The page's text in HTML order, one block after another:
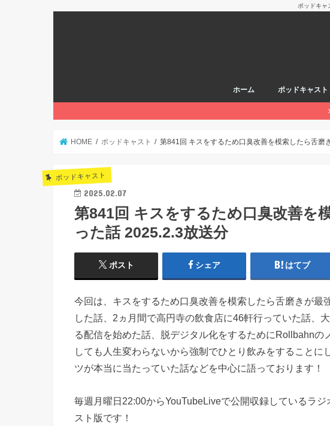
ポッドキャ
ホーム ポッドキャスト
HOME ポッドキャスト 第841回 キスをするため口臭改善を模索したら舌磨
ポッドキャスト
2025.02.07
第841回 キスをするため口臭改善を
った話 2025.2.3放送分
ポスト シェア はてブ
今回は、キスをするため口臭改善を模索したら舌磨きが最
した話、2ヵ月間で高円寺の飲食店に46軒行っていた話、
る配信を始めた話、脱デジタル化をするためにRollbahn
しても人生変わらないから強制でひとり飲みをすることに
ツが本当に当たっていた話などを中心に語っております！
毎週月曜日22:00からYouTubeLiveで公開収録しているラ
スト版です！